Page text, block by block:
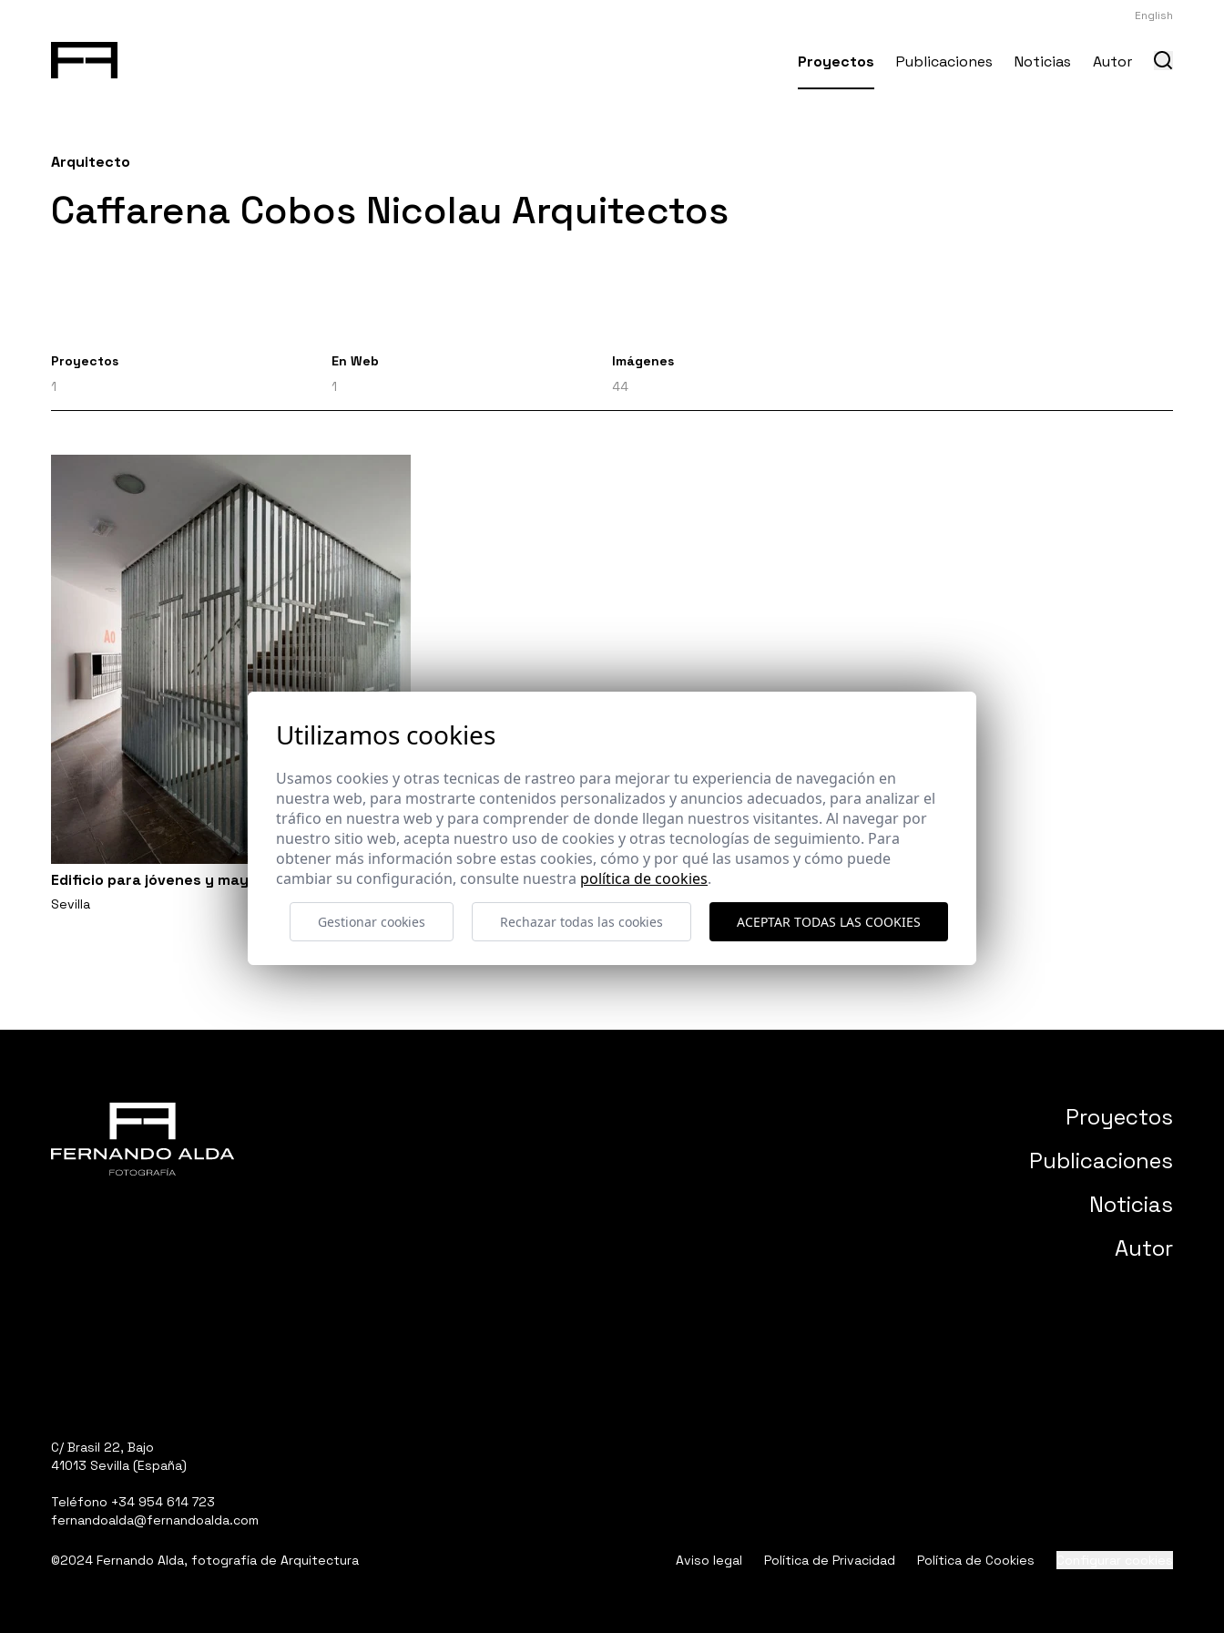
English
Proyectos Publicaciones Noticias Autor
Arquitecto
Caffarena Cobos Nicolau Arquitectos
Proyectos
1
En Web
1
Imágenes
44
Edificio para jóvenes y mayores en Sevilla
Sevilla
Proyectos
Publicaciones
Noticias
Autor
C/ Brasil 22, Bajo
41013 Sevilla (España)
Teléfono +34 954 614 723
fernandoalda@fernandoalda.com
©2024 Fernando Alda, fotografía de Arquitectura Aviso legal Política de Privacidad Política de Cookies
Utilizamos cookies
Usamos cookies y otras tecnicas de rastreo para mejorar tu experiencia de navegación en
nuestra web, para mostrarte contenidos personalizados y anuncios adecuados, para analizar el
tráfico en nuestra web y para comprender de donde llegan nuestros visitantes. Al navegar por
nuestro sitio web, acepta nuestro uso de cookies y otras tecnologías de seguimiento. Para
obtener más información sobre estas cookies, cómo y por qué las usamos y cómo puede
cambiar su configuración, consulte nuestra política de cookies.
Gestionar cookies Rechazar todas las cookies ACEPTAR TODAS LAS COOKIES